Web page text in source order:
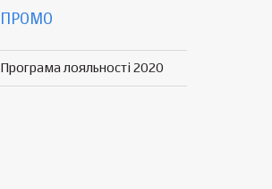
ПРОМО
Програма лояльності 2020